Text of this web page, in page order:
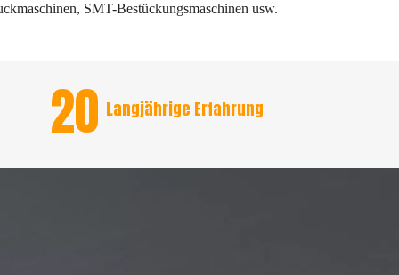
SMT-Bestückungsmaschinen usw.
20 Langjährige Erfahrung